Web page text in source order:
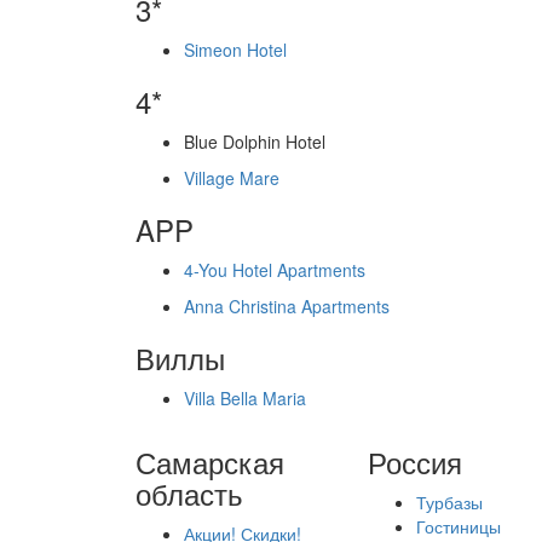
3*
Simeon Hotel
4*
Blue Dolphin Hotel
Village Mare
APP
4-You Hotel Apartments
Anna Christina Apartments
Виллы
Villa Bella Maria
Самарская
область
Акции! Скидки!
Россия
Турбазы
Гостиницы